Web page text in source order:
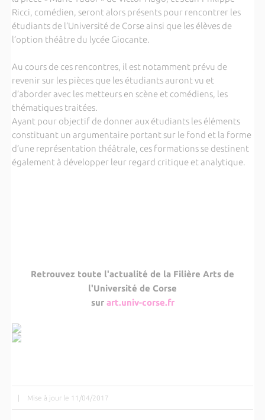
Ricci, comédien, seront alors présents pour rencontrer les
étudiants de l’Université de Corse ainsi que les élèves de
l’option théâtre du lycée Giocante.
Au cours de ces rencontres, il est notamment prévu de
revenir sur les pièces que les étudiants auront vu et
d’aborder avec les metteurs en scène et comédiens, les
thématiques traitées.
Ayant pour objectif de donner aux étudiants les éléments
constituant un argumentaire portant sur le fond et la forme
d’une représentation théâtrale, ces formations se destinent
également à développer leur regard critique et analytique.
Retrouvez toute l'actualité de la Filière Arts de
l'Université de Corse
sur art.univ-corse.fr
| Mise à jour le 11/04/2017